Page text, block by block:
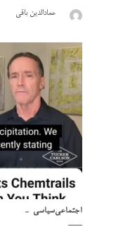
عمادالدین باقی
اجتماعیسیاسی